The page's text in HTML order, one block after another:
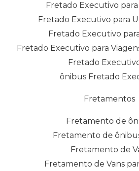
Fretado Executivo
Fretado Executivo para
Fretado Executivo
Fretado Executivo para
Fretado
ônibus Fretado
Fretamentos
Fretamento de
Fretamento de
Fretamento de
Fretamento de Vans